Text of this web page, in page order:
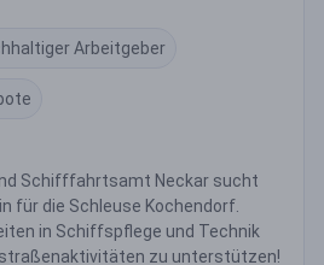
Arbeitgeber
Schifffahrtsamt Neckar sucht
für die Schleuse Kochendorf.
in Schiffspflege und Technik
zu unterstützen!